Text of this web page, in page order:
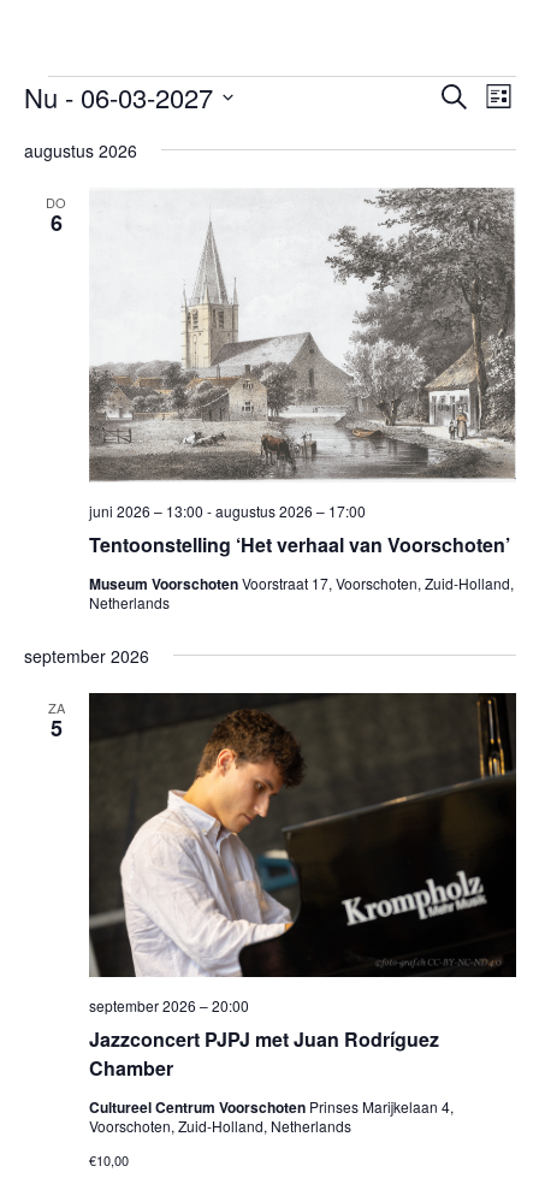
Evenementen
en
Zoeken
Lijst
Nu - 06-03-2027
een
augustus 2026
DO
6
Tentoonstelling ‘Het verhaal van Voorschoten’
juni 2026 – 13:00 -augustus 2026 – 17:00
Museum VoorschotenVoorstraat 17, Voorschoten, Zuid-Holland,
Netherlands
september 2026
ZA
5
Jazzconcert PJPJ met Juan Rodríguez
Chamber
september 2026 – 20:00
Cultureel Centrum Voorschoten Prinses Marijkelaan 4,
Voorschoten, Zuid-Holland, Netherlands
€10,00